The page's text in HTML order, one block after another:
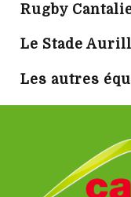
Rugby
Le Stade
Les autres